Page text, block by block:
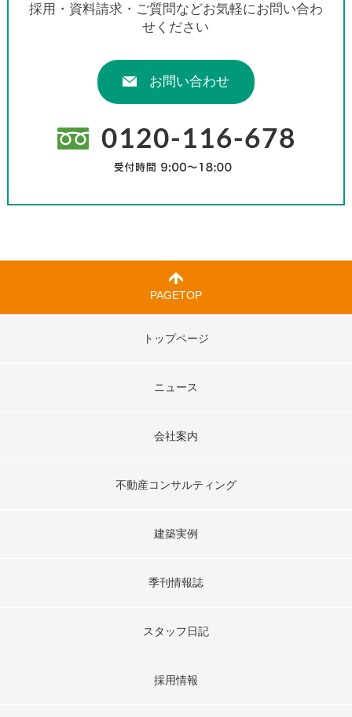
採用・資料請求・ご質問などお気軽にお問い合わ
せください
お問い合わせ
PAGETOP
トップページ
ニュース
会社案内
不動産コンサルティング
建築実例
季刊情報誌
スタッフ日記
採用情報